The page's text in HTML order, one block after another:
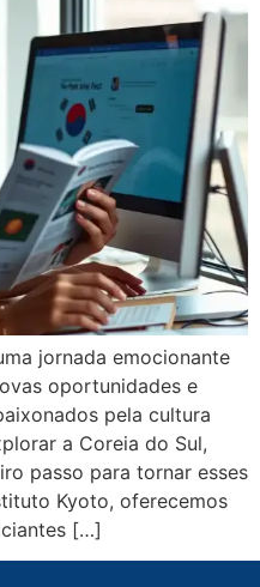
jornada emocionante
oportunidades e
pela cultura
a Coreia do Sul,
passo para tornar esses
Kyoto, oferecemos
[…]